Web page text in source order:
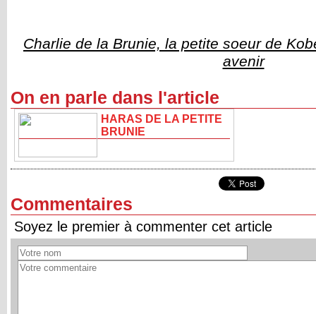
Charlie de la Brunie, la petite soeur de
avenir
On en parle dans l'article
HARAS DE LA PETITE
BRUNIE
Commentaires
Soyez le premier à commenter cet article